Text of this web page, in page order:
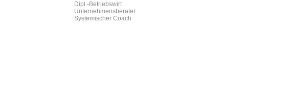
Dipl.-Betriebswirt
Unternehmensberater
Systemischer Coach